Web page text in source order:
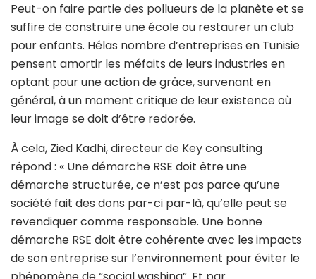
Peut-on faire partie des pollueurs de la planète et se
suffire de construire une école ou restaurer un club
pour enfants. Hélas nombre d’entreprises en Tunisie
pensent amortir les méfaits de leurs industries en
optant pour une action de grâce, survenant en
général, à un moment critique de leur existence où
leur image se doit d’être redorée.
À cela, Zied Kadhi, directeur de Key consulting
répond : « Une démarche RSE doit être une
démarche structurée, ce n’est pas parce qu’une
société fait des dons par-ci par-là, qu’elle peut se
revendiquer comme responsable. Une bonne
démarche RSE doit être cohérente avec les impacts
de son entreprise sur l’environnement pour éviter le